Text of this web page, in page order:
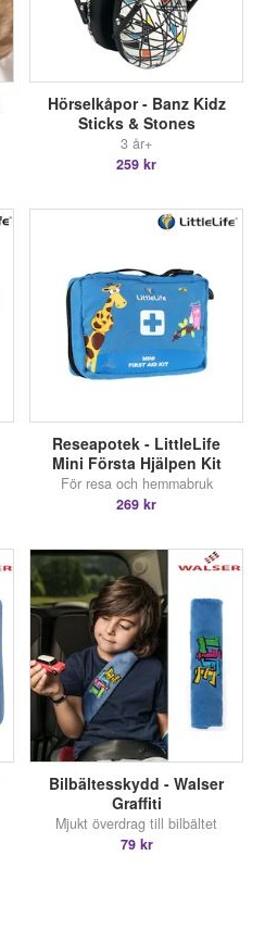
Hörselkåpor - Banz Kidz
Sticks & Stones
3 år+
259 kr
Reseapotek - LittleLife
Mini Första Hjälpen Kit
För resa och hemmabruk
269 kr
Bilbältesskydd - Walser
Graffiti
Mjukt överdrag till bilbältet
79 kr